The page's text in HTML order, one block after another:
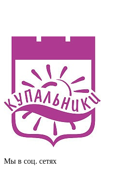
Мы в соц. сетях